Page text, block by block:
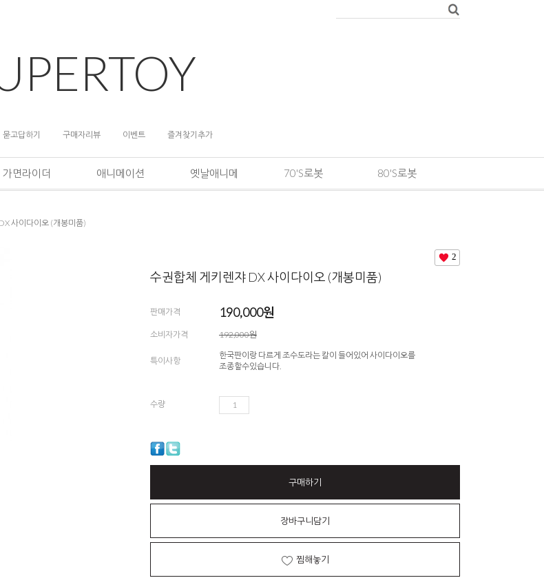
묻고답하기 구매자리뷰 이벤트 즐겨찾기추가
가면라이더 애니메이션 옛날애니메 70'S로봇 80'S로봇
사이다이오 (개봉미품)
2
수권합체 게키렌쟈 DX 사이다이오 (개봉미품)
판매가격 190,000원
소비자가격 192,000원
특이사항
한국판이랑 다르게 조수도라는 칼이 들어있어 사이다이오를
조종할수있습니다.
수량
구매하기
장바구니담기
찜해놓기